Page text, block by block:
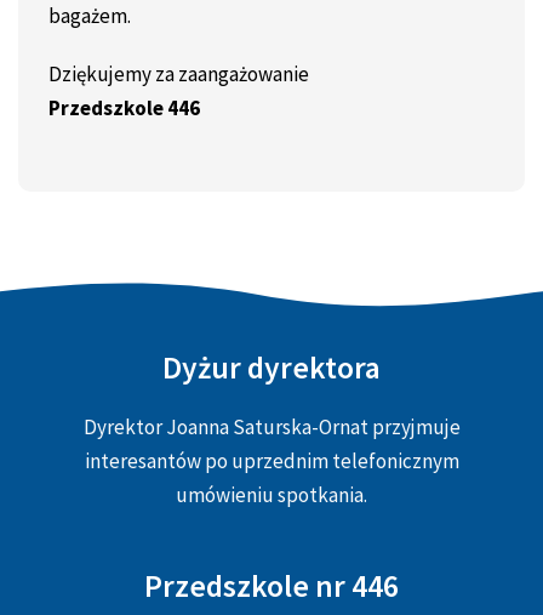
bagażem.
Dziękujemy za zaangażowanie
Przedszkole 446
Dyżur dyrektora
Dyrektor Joanna Saturska-Ornat przyjmuje
interesantów po uprzednim telefonicznym
umówieniu spotkania.
Przedszkole nr 446